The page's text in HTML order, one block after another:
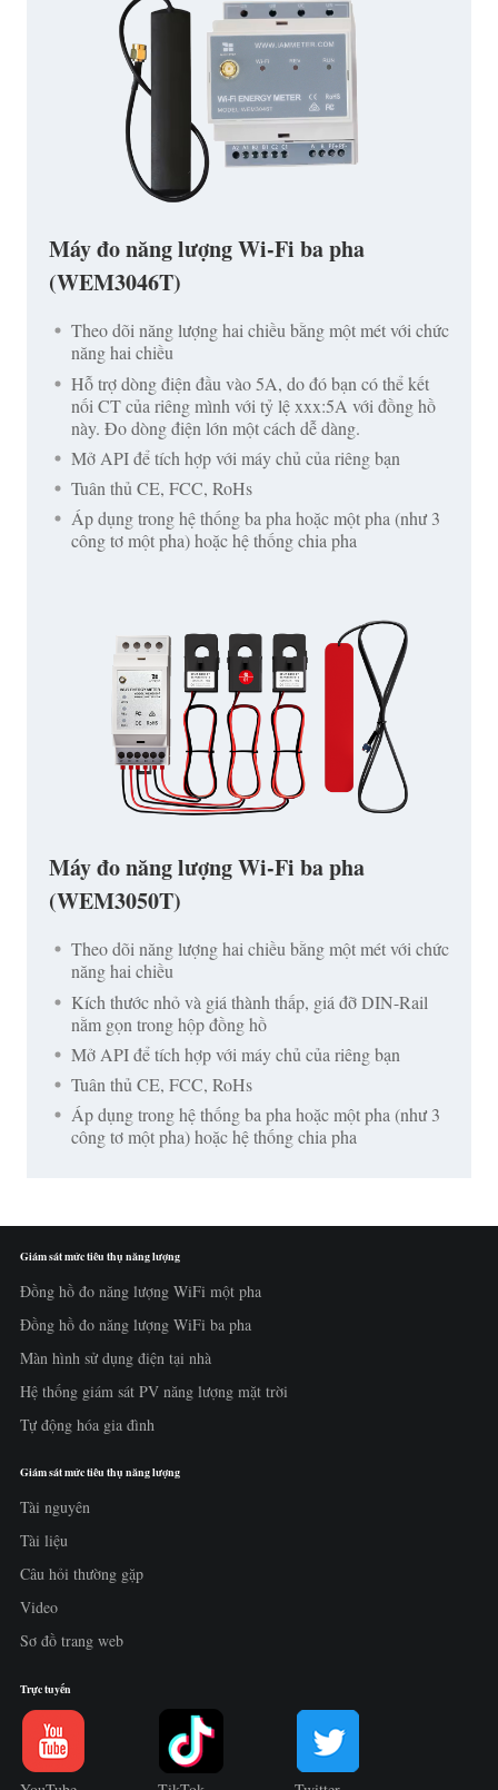
Máy đo năng lượng Wi-Fi ba pha
(WEM3046T)
Theo dõi năng lượng hai chiều bằng một mét với chức
năng hai chiều
Hỗ trợ dòng điện đầu vào 5A, do đó bạn có thể kết
nối CT của riêng mình với tỷ lệ xxx:5A với đồng hồ
này. Đo dòng điện lớn một cách dễ dàng.
Mở API để tích hợp với máy chủ của riêng bạn
Tuân thủ CE, FCC, RoHs
Áp dụng trong hệ thống ba pha hoặc một pha (như 3
công tơ một pha) hoặc hệ thống chia pha
Máy đo năng lượng Wi-Fi ba pha
(WEM3050T)
Theo dõi năng lượng hai chiều bằng một mét với chức
năng hai chiều
Kích thước nhỏ và giá thành thấp, giá đỡ DIN-Rail
nằm gọn trong hộp đồng hồ
Mở API để tích hợp với máy chủ của riêng bạn
Tuân thủ CE, FCC, RoHs
Áp dụng trong hệ thống ba pha hoặc một pha (như 3
công tơ một pha) hoặc hệ thống chia pha
Giám sát mức tiêu thụ năng lượng
Đồng hồ đo năng lượng WiFi một pha
Đồng hồ đo năng lượng WiFi ba pha
Màn hình sử dụng điện tại nhà
Hệ thống giám sát PV năng lượng mặt trời
Tự động hóa gia đình
Giám sát mức tiêu thụ năng lượng
Tài nguyên
Tài liệu
Câu hỏi thường gặp
Video
Sơ đồ trang web
Trực tuyến